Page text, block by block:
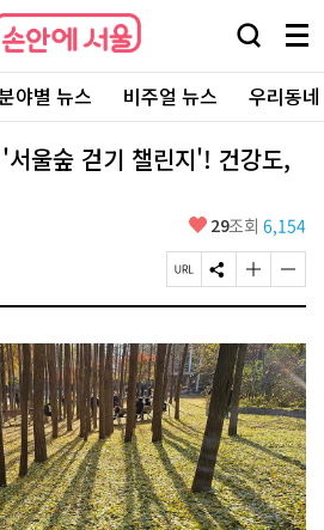
검
창
열
기
메
뉴
전
체
보
야별 뉴스 비주얼 뉴스 우리동
울숲 걷기 챌린지'! 건강도,
좋
요
29조회 6,154
페
이
U
R
L
복
사
S
N
공
유
하
기
글
자
기
크
게
변
경
하
기
글
자
기
작
게
변
경
하
기